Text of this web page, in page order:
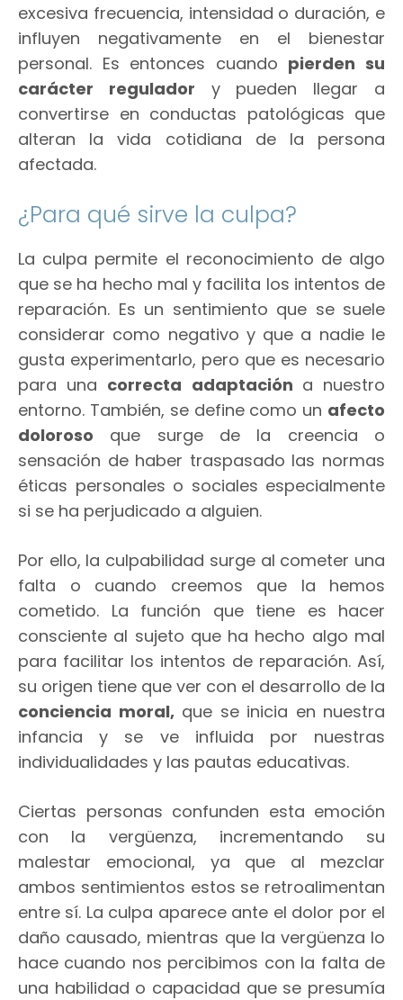
excesiva frecuencia, intensidad o duración, e
influyen negativamente en el bienestar
personal. Es entonces cuando pierden su
carácter regulador y pueden llegar a
convertirse en conductas patológicas que
alteran la vida cotidiana de la persona
afectada.
¿Para qué sirve la culpa?
La culpa permite el reconocimiento de algo
que se ha hecho mal y facilita los intentos de
reparación. Es un sentimiento que se suele
considerar como negativo y que a nadie le
gusta experimentarlo, pero que es necesario
para una correcta adaptación a nuestro
entorno. También, se define como un afecto
doloroso que surge de la creencia o
sensación de haber traspasado las normas
éticas personales o sociales especialmente
si se ha perjudicado a alguien.
Por ello, la culpabilidad surge al cometer una
falta o cuando creemos que la hemos
cometido. La función que tiene es hacer
consciente al sujeto que ha hecho algo mal
para facilitar los intentos de reparación. Así,
su origen tiene que ver con el desarrollo de la
conciencia moral,que se inicia en nuestra
infancia y se ve influida por nuestras
individualidades y las pautas educativas.
Ciertas personas confunden esta emoción
con la vergüenza, incrementando su
malestar emocional, ya que al mezclar
ambos sentimientos estos se retroalimentan
entre sí. La culpa aparece ante el dolor por el
daño causado, mientras que la vergüenza lo
hace cuando nos percibimos con la falta de
una habilidad o capacidad que se presumía